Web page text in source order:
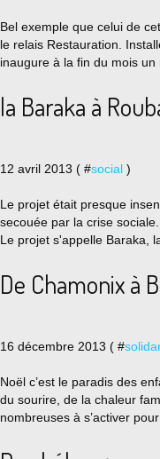
Bel exemple que celui de
le relais Restauration.
inaugure à la fin du mois un
la Baraka à
12 avril 2013 ( #social )
Le projet était presque
secouée par la crise
Le projet s'appelle Baraka,
De Chamonix à
16 décembre 2013 ( #
Noël c’est le paradis des
du sourire, de la chaleur
nombreuses à s’activer